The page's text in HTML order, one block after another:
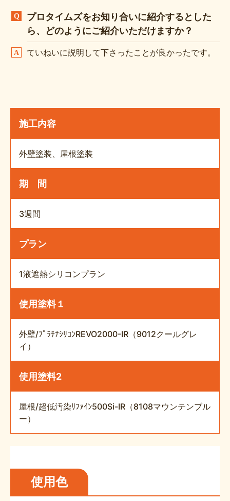
プロタイムズをお知り合いに紹介するとした
ら、どのようにご紹介いただけますか？
ていねいに説明して下さったことが良かったです。
施工内容
外壁塗装、屋根塗装
期 間
3週間
プラン
1液遮熱シリコンプラン
使用塗料１
外壁/ﾌﾟﾗﾁﾅｼﾘｺﾝREVO2000-IR（9012クールグレ
イ）
使用塗料2
屋根/超低汚染ﾘﾌｧｲﾝ500Si-IR（8108マウンテンブル
ー）
使用色